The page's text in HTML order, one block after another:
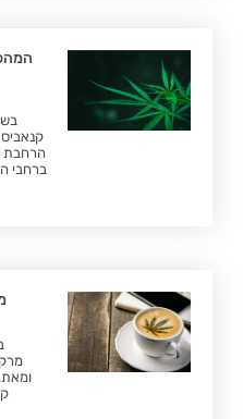
הרחבת
ברחבי